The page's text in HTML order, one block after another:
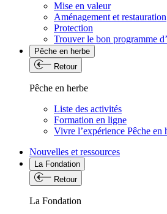
Mise en valeur
Aménagement et restauration
Protection
Trouver le bon programme
Pêche en herbe
Retour
Pêche en herbe
Liste des activités
Formation en ligne
Vivre l’expérience Pêche en
Nouvelles et ressources
La Fondation
Retour
La Fondation